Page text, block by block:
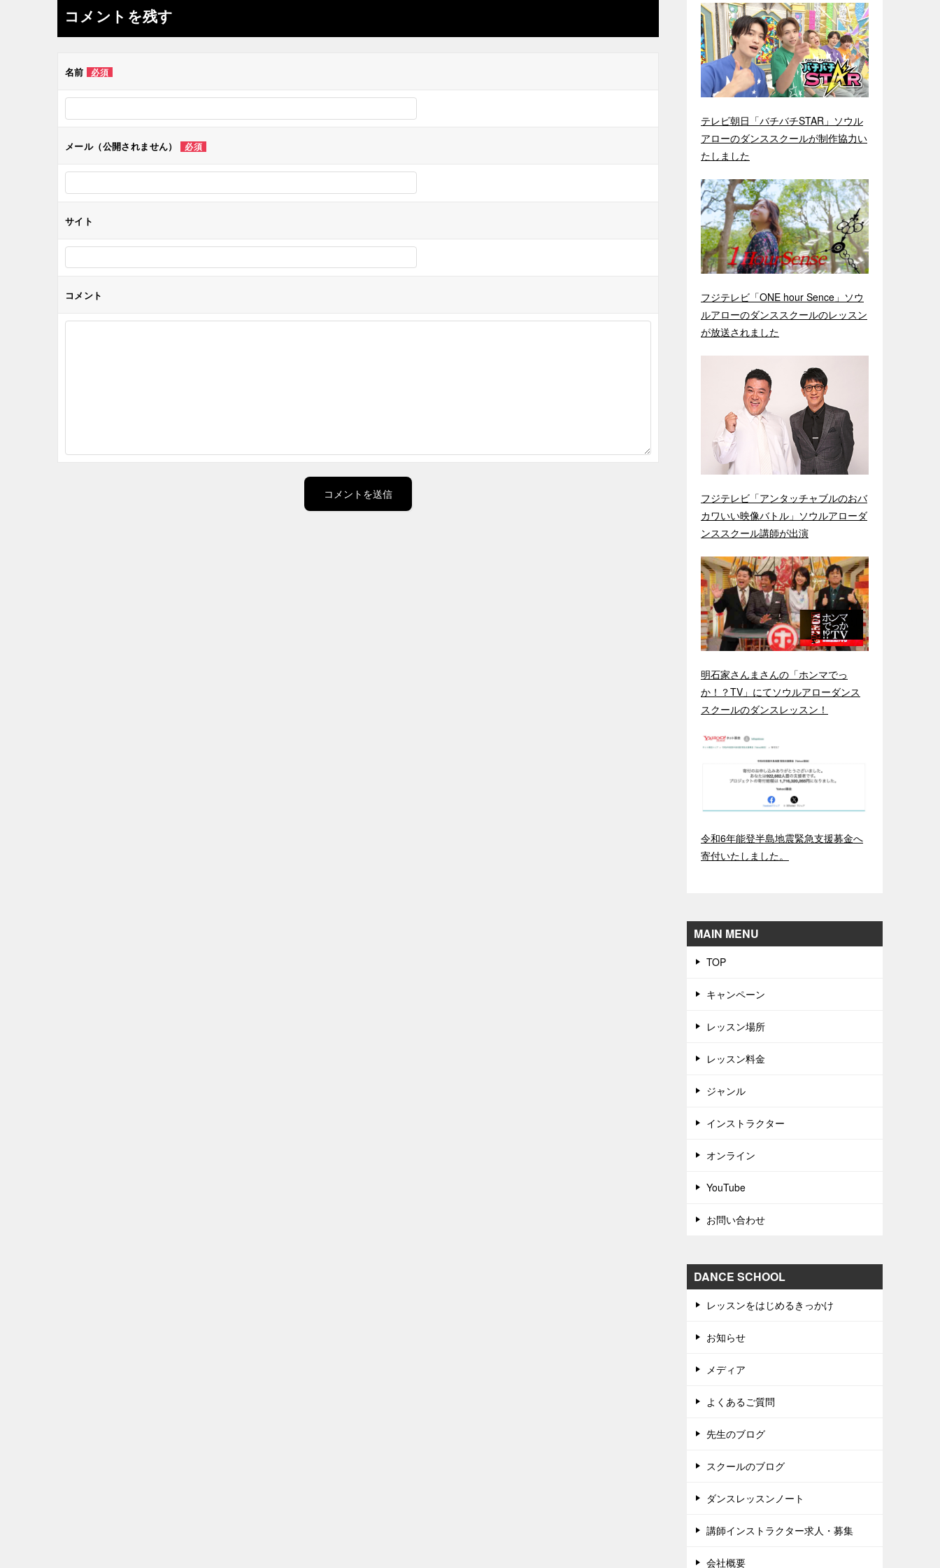
ナ
ビ
ゲ
ー
ン
コメントを残す
名前 必須
メール（公開されません） 必須
サイト
コメント
テレビ朝日「バチバチSTAR」ソウル
アローのダンススクールが制作協力い
たしました
フジテレビ「ONE hour Sence」ソウ
ルアローのダンススクールのレッスン
が放送されました
フジテレビ「アンタッチャブルのおバ
カワいい映像バトル」ソウルアローダ
ンススクール講師が出演
明石家さんまさんの「ホンマでっ
か！？TV」にてソウルアローダンス
スクールのダンスレッスン！
令和6年能登半島地震緊急支援募金へ
寄付いたしました。
MAIN MENU
TOP
キャンペーン
レッスン場所
レッスン料金
ジャンル
インストラクター
オンライン
YouTube
お問い合わせ
DANCE SCHOOL
レッスンをはじめるきっかけ
お知らせ
メディア
よくあるご質問
先生のブログ
スクールのブログ
ダンスレッスンノート
講師インストラクター求人・募集
会社概要